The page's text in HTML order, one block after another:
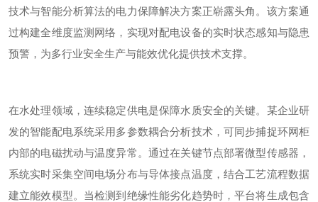
技术与智能分析算法的电力保障解决方案正崭露头角。该方案通
过构建全维度监测网络，实现对配电设备的实时状态感知与隐患
预警，为多行业安全生产与能效优化提供技术支撑。
在水处理领域，连续稳定供电是保障水质安全的关键。某企业研
发的智能配电系统采用多参数耦合分析技术，可同步捕捉环网柜
内部的电磁扰动与温度异常。通过在关键节点部署微型传感器，
系统实时采集空间电场分布与导体接点温度，结合工艺流程数据
建立能效模型。当检测到绝缘性能劣化趋势时，平台将生成包含